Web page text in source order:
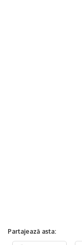
Partajează asta: